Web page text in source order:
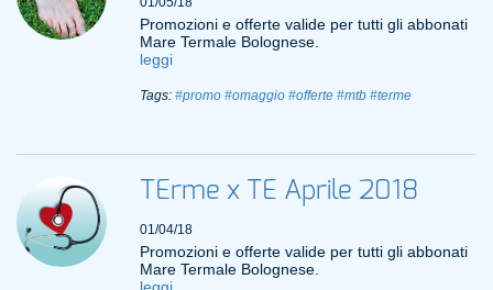
Promozioni e offerte valide per tutti gli abbonati
Mare Termale Bolognese.
leggi
Tags: #promo #omaggio #offerte #mtb #terme
TErme x TE Aprile 2018
01/04/18
Promozioni e offerte valide per tutti gli abbonati
Mare Termale Bolognese.